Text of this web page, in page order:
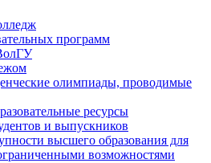
программ
олимпиады, проводимые
ресурсы
и выпускников
высшего образования для
возможностями